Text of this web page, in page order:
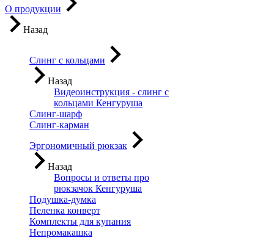
О продукции
Назад
Слинг с кольцами
Назад
Видеоинструкция - слинг с
кольцами Кенгуруша
Слинг-шарф
Слинг-карман
Эргономичный рюкзак
Назад
Вопросы и ответы про
рюкзачок Кенгуруша
Подушка-думка
Пеленка конверт
Комплекты для купания
Непромакашка